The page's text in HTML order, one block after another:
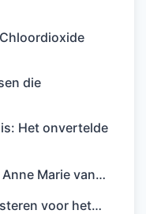
die
Het onvertelde
Marie van…
voor het…